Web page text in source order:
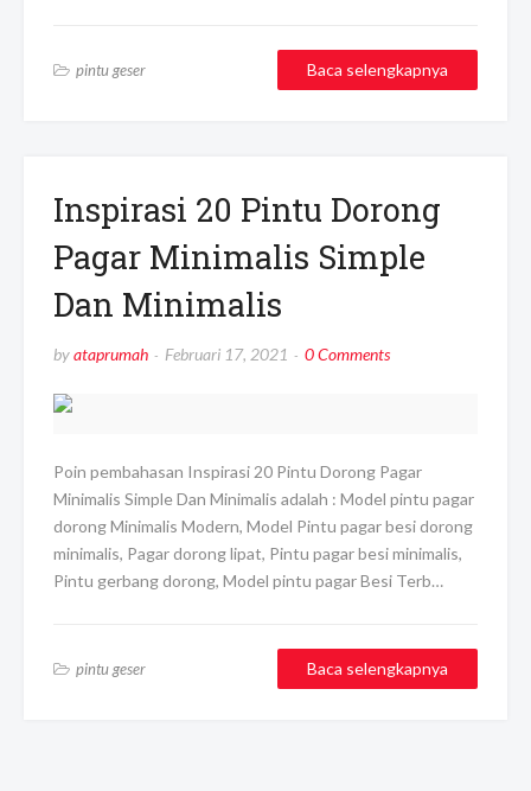
pintu geser Baca selengkapnya
Inspirasi 20 Pintu Dorong
Pagar Minimalis Simple
Dan Minimalis
byataprumah Februari 17, 2021 0 Comments
Poin pembahasan Inspirasi 20 Pintu Dorong Pagar
Minimalis Simple Dan Minimalis adalah : Model pintu pagar
dorong Minimalis Modern, Model Pintu pagar besi dorong
minimalis, Pagar dorong lipat, Pintu pagar besi minimalis,
Pintu gerbang dorong, Model pintu pagar Besi Terb…
pintu geser Baca selengkapnya